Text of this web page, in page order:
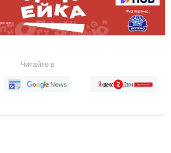
Читайте в